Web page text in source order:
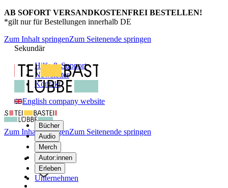
AB SOFORT VERSANDKOSTENFREI BESTELLEN!
*gilt nur für Bestellungen innerhalb DE
Zum Inhalt springenZum Seitenende springen
Sekundär
Hilfe & Support
Newsletter
Kontakt
English company website
Bücher
Audio
Merch
Autor:innen
Erleben
Unternehmen
Zum Inhalt springenZum Seitenende springen